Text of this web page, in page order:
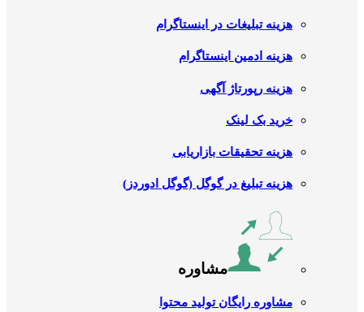
هزینه تبلیغات در اینستاگرام
هزینه ادمین اینستاگرام
هزینه رپورتاژ آگهی
خرید بک لینک
هزینه تحقیقات بازاریابی
هزینه تبلیغ در گوگل (گوگل ادوردز)
مشاوره
مشاوره رایگان تولید محتوا